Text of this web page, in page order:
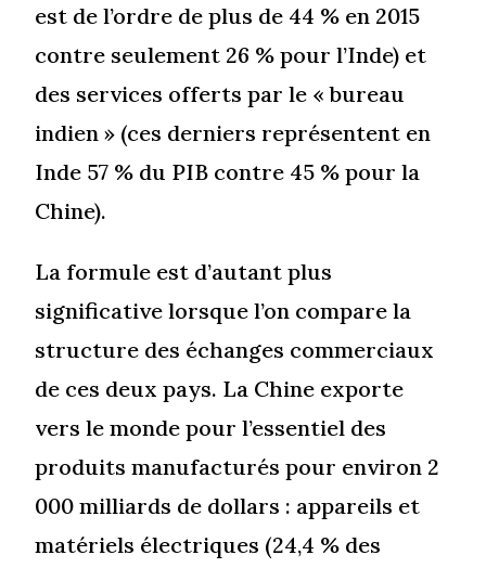
est de l’ordre de plus de 44 % en 2015
contre seulement 26 % pour l’Inde) et
des services offerts par le « bureau
indien » (ces derniers représentent en
Inde 57 % du PIB contre 45 % pour la
Chine).
La formule est d’autant plus
significative lorsque l’on compare la
structure des échanges commerciaux
de ces deux pays. La Chine exporte
vers le monde pour l’essentiel des
produits manufacturés pour environ 2
000 milliards de dollars : appareils et
matériels électriques (24,4 % des